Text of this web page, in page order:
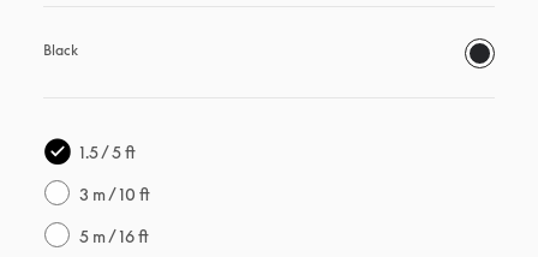
Black
1.5 / 5 ft
3 m / 10 ft
5 m / 16 ft